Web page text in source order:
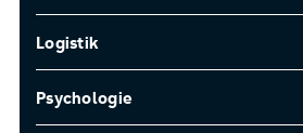
Logistik
Psychologie